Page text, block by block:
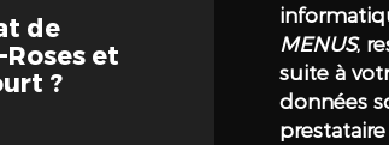
de
et
?
MENUS,
suite à
données
prestataire